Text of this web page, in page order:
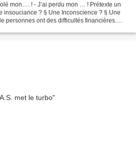
mon…. ! - J’ai perdu mon … ! Prétexte un
insouciance ? § Une Inconscience ? § Une
personnes ont des difficultés financières.